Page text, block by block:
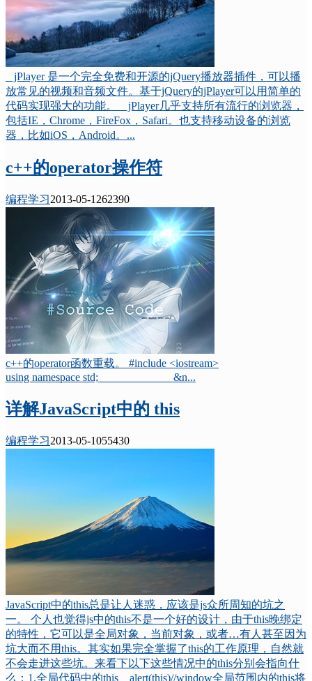
jPlayer 是一个完全免费和开源的jQuery播放器插件，可以播
放常见的视频和音频文件。基于jQuery的jPlayer可以用简单的
代码实现强大的功能。 jPlayer几乎支持所有流行的浏览器，
包括IE，Chrome，FireFox，Safari。也支持移动设备的浏览
器，比如iOS，Android。...
c++的operator操作符
编程学习2013-05-1262390
c++的operator函数重载。 #include <iostream>
using namespace std; &n...
详解JavaScript中的 this
编程学习2013-05-1055430
JavaScript中的this总是让人迷惑，应该是js众所周知的坑之
一。 个人也觉得js中的this不是一个好的设计，由于this晚绑定
的特性，它可以是全局对象，当前对象，或者…有人甚至因为
坑大而不用this。其实如果完全掌握了this的工作原理，自然就
不会走进这些坑。来看下以下这些情况中的this分别会指向什
么：1.全局代码中的this alert(this)//window全局范围内的this将